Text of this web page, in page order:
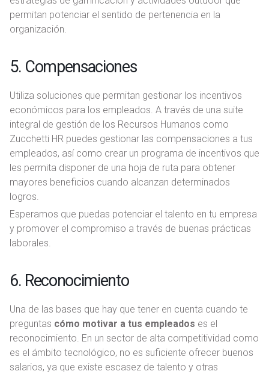
permitan potenciar el sentido de pertenencia en la
organización.
5. Compensaciones
Utiliza soluciones que permitan gestionar los incentivos
económicos para los empleados. A través de una suite
integral de gestión de los Recursos Humanos como
Zucchetti HR puedes gestionar las compensaciones a tus
empleados, así como crear un programa de incentivos que
les permita disponer de una hoja de ruta para obtener
mayores beneficios cuando alcanzan determinados
logros.
Esperamos que puedas potenciar el talento en tu empresa
y promover el compromiso a través de buenas prácticas
laborales.
6. Reconocimiento
Una de las bases que hay que tener en cuenta cuando te
preguntas cómo motivar a tus empleados es el
reconocimiento. En un sector de alta competitividad como
es el ámbito tecnológico, no es suficiente ofrecer buenos
salarios, ya que existe escasez de talento y otras